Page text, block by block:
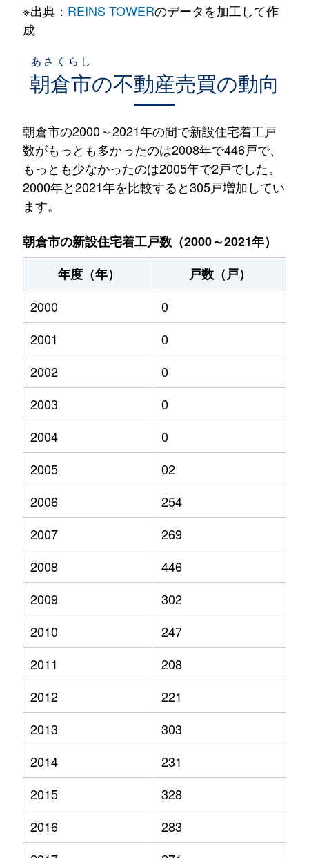
※出典： REINS TOWERのデータを加工して作
成
朝倉市
あさくらし
の不動産売買の動向
朝倉市の2000～2021年の間で新設住宅着工戸
数がもっとも多かったのは2008年で446戸で、
もっとも少なかったのは2005年で2戸でした。
2000年と2021年を比較すると305戸増加してい
ます。
朝倉市の新設住宅着工戸数（2000～2021年）
年度（年）
戸数（戸）
2000
0
2001
0
2002
0
2003
0
2004
0
2005
02
2006
254
2007
269
2008
446
2009
302
2010
247
2011
208
2012
221
2013
303
2014
231
2015
328
2016
283